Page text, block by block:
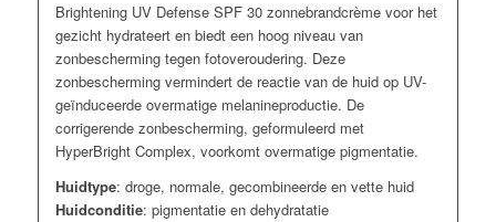
Brightening UV Defense SPF 30 zonnebrandcrème voor het
gezicht hydrateert en biedt een hoog niveau van
zonbescherming tegen fotoveroudering. Deze
zonbescherming vermindert de reactie van de huid op UV-
geïnduceerde overmatige melanineproductie. De
corrigerende zonbescherming, geformuleerd met
HyperBright Complex, voorkomt overmatige pigmentatie.
Huidtype: droge, normale, gecombineerde en vette huid
Huidconditie: pigmentatie en dehydratatie